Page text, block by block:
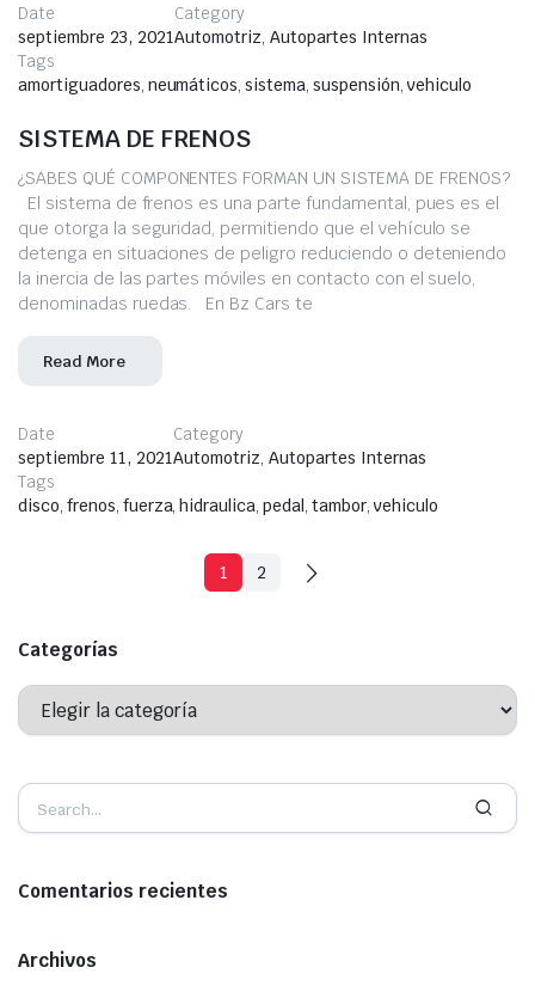
Date
septiembre 23, 2021
Category
Automotriz,Autopartes Internas
Tags
amortiguadores, neumáticos, sistema, suspensión, vehiculo
SISTEMA DE FRENOS
¿SABES QUÉ COMPONENTES FORMAN UN SISTEMA DE FRENOS?
El sistema de frenos es una parte fundamental, pues es el
que otorga la seguridad, permitiendo que el vehículo se
detenga en situaciones de peligro reduciendo o deteniendo
la inercia de las partes móviles en contacto con el suelo,
denominadas ruedas. En Bz Cars te
Read More
Date
septiembre 11, 2021
Category
Automotriz,Autopartes Internas
Tags
disco, frenos, fuerza, hidraulica, pedal, tambor, vehiculo
1 2
Categorías
Categorías
Comentarios recientes
Archivos